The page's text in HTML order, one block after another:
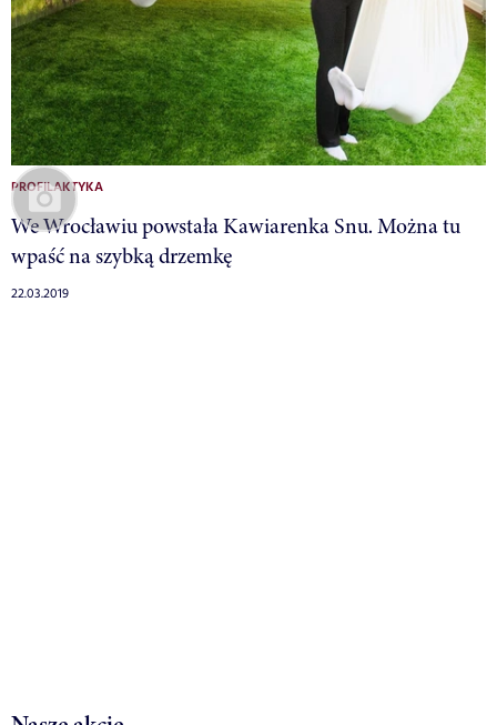
PROFILAKTYKA
We Wrocławiu powstała Kawiarenka Snu. Można tu
wpaść na szybką drzemkę
22.03.2019